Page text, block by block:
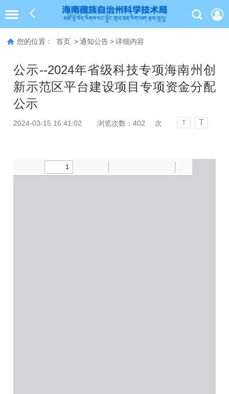
您的位置： 首页 > 通知公告 > 详细内容
公示--2024年省级科技专项海南州创
新示范区平台建设项目专项资金分配
公示
2024-03-15 16:41:02 浏览次数：402 次 T T